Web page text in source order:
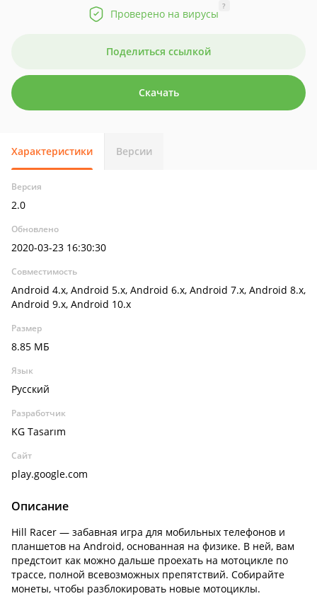
Проверено на вирусы
?
Поделиться ссылкой
Скачать
Характеристики Версии
Версия
2.0
Обновлено
2020-03-23 16:30:30
Совместимость
Android 4.x, Android 5.x, Android 6.x, Android 7.x, Android 8.x,
Android 9.x, Android 10.x
Размер
8.85 МБ
Язык
Русский
Разработчик
KG Tasarım
Сайт
play.google.com
Описание
Hill Racer — забавная игра для мобильных телефонов и
планшетов на Android, основанная на физике. В ней, вам
предстоит как можно дальше проехать на мотоцикле по
трассе, полной всевозможных препятствий. Собирайте
монеты, чтобы разблокировать новые мотоциклы.